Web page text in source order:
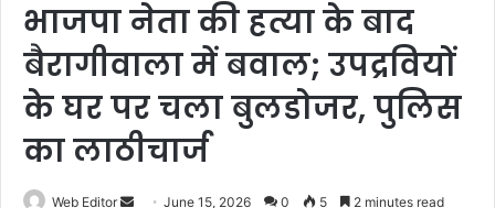
भाजपा नेता की हत्या के बाद
बैरागीवाला में बवाल; उपद्रवियों
के घर पर चला बुलडोजर, पुलिस
का लाठीचार्ज
Web Editor June 15, 2026 0 5 2 minutes read